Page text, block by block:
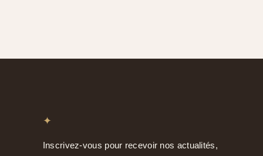
✦
Inscrivez-vous pour recevoir nos actualités,